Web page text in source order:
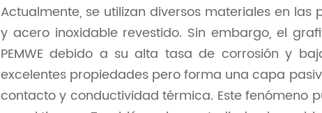
Actualmente, se utilizan diversos materiales en
y acero inoxidable revestido. Sin embargo, el
PEMWE debido a su alta tasa de corrosión y
excelentes propiedades pero forma una capa
contacto y conductividad térmica. Este fenómeno